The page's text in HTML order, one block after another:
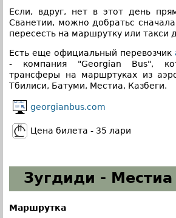
Если, вдруг, нет в этот день
Сванетии, можно добратьс
пересесть на маршрутку или такси
Есть еще официальный перевозчик
- компания "Georgian Bus",
трансферы на маршртуках из
Тбилиси, Батуми, Местиа, Казбеги.
georgianbus.com
Цена билета - 35 лари
Зугдиди -
Маршрутка